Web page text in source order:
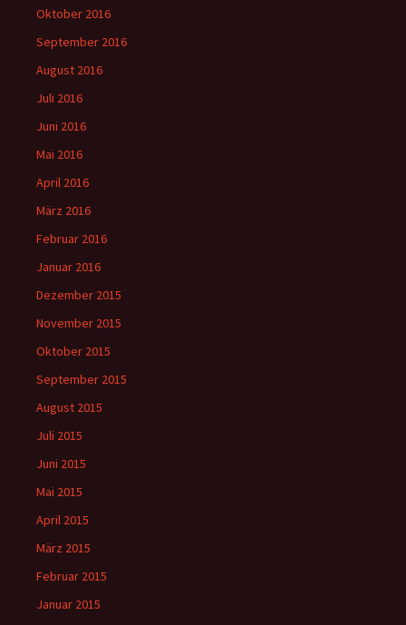
Oktober 2016
September 2016
August 2016
Juli 2016
Juni 2016
Mai 2016
April 2016
März 2016
Februar 2016
Januar 2016
Dezember 2015
November 2015
Oktober 2015
September 2015
August 2015
Juli 2015
Juni 2015
Mai 2015
April 2015
März 2015
Februar 2015
Januar 2015